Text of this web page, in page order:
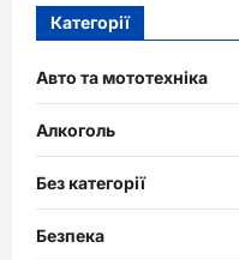
Категорії
Авто та мототехніка
Алкоголь
Без категорії
Безпека